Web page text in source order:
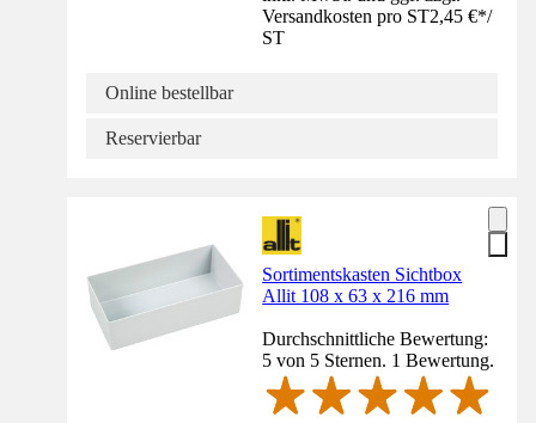
Versandkosten pro ST2,45 €*/
ST
Online bestellbar
Reservierbar
Sortimentskasten Sichtbox
Allit 108 x 63 x 216 mm
Durchschnittliche Bewertung:
5 von 5 Sternen. 1 Bewertung.